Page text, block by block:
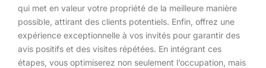
qui met en valeur votre propriété de la meilleure manière
possible, attirant des clients potentiels. Enfin, offrez une
expérience exceptionnelle à vos invités pour garantir des
avis positifs et des visites répétées. En intégrant ces
étapes, vous optimiserez non seulement l’occupation, mais